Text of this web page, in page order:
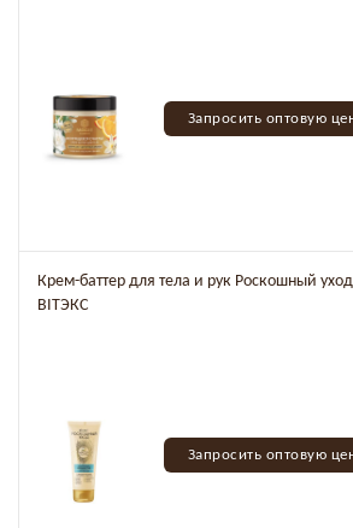
Запросить оптовую
Крем-баттер для тела и рук Роскошный
BITЭКС
Запросить оптовую